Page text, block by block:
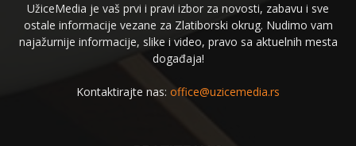
UžiceMedia je vaš prvi i pravi izbor za novosti, zabavu i sve
ostale informacije vezane za Zlatiborski okrug. Nudimo vam
najažurnije informacije, slike i video, pravo sa aktuelnih mesta
događaja!
Kontaktirajte nas: office@uzicemedia.rs